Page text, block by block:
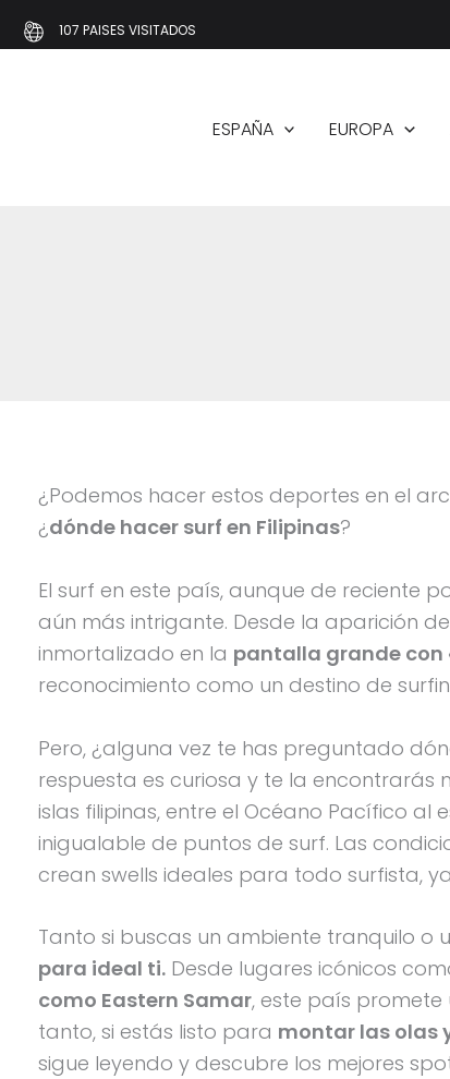
al
107 PAISES VISITADOS
ESPAÑA EUROPA
¿Podemos hacer estos deportes en el
¿dónde hacer surf en Filipinas?
El surf en este país, aunque de reciente
aún más intrigante. Desde la aparición
inmortalizado en la pantalla grande con
reconocimiento como un destino de
Pero, ¿alguna vez te has preguntado
respuesta es curiosa y te la encontrarás
islas filipinas, entre el Océano Pacífico
inigualable de puntos de surf. Las
crean swells ideales para todo surfista,
Tanto si buscas un ambiente tranquilo o
para ideal ti. Desde lugares icónicos
como Eastern Samar, este país promete
tanto, si estás listo para montar las olas
sigue leyendo y descubre los mejores